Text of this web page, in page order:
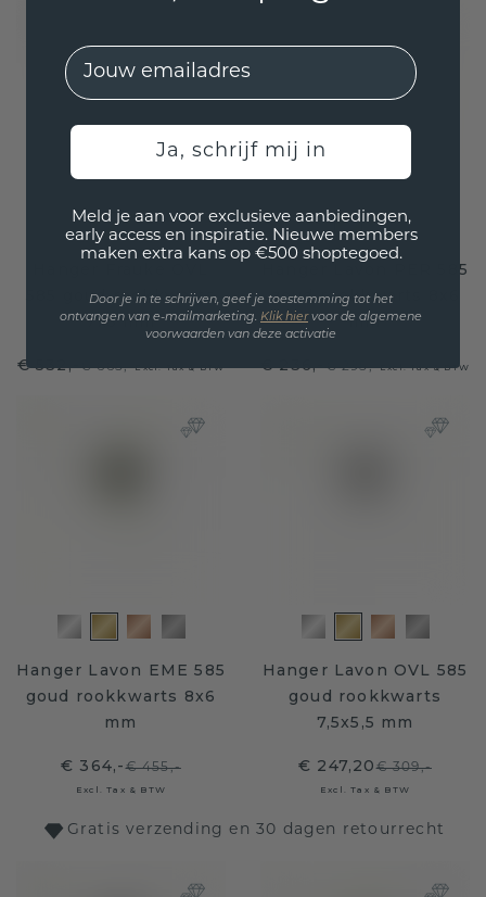
585 goud rookkwarts
7x5 mm
€ 532,-€ 665,-Excl. Tax & BTW
Hanger Lavon PER 585
goud rookkwarts 8x6
mm
€ 236,-€ 295,-Excl. Tax & BTW
Hanger Lavon EME 585
goud rookkwarts 8x6
mm
€ 364,-€ 455,-
Excl. Tax & BTW
Hanger Lavon OVL 585
goud rookkwarts
7,5x5,5 mm
€ 247,20€ 309,-
Excl. Tax & BTW
Gratis verzending en 30 dagen retourrecht
EMail
Ja, schrijf mij in
Meld je aan voor exclusieve aanbiedingen,
early access en inspiratie. Nieuwe members
maken extra kans op €500 shoptegoed.
Door je in te schrijven, geef je toestemming tot het
ontvangen van e-mailmarketing. Klik hiervoor de algemene
voorwaarden van deze activatie